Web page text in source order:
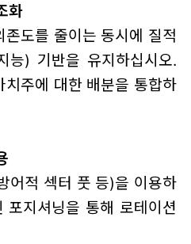
화
도를 줄이는 동시에 질적
능) 기반을 유지하십시오.
주에 대한 배분을 통합하
어적 섹터 풋 등)을 이용하
포지셔닝을 통해 로테이션